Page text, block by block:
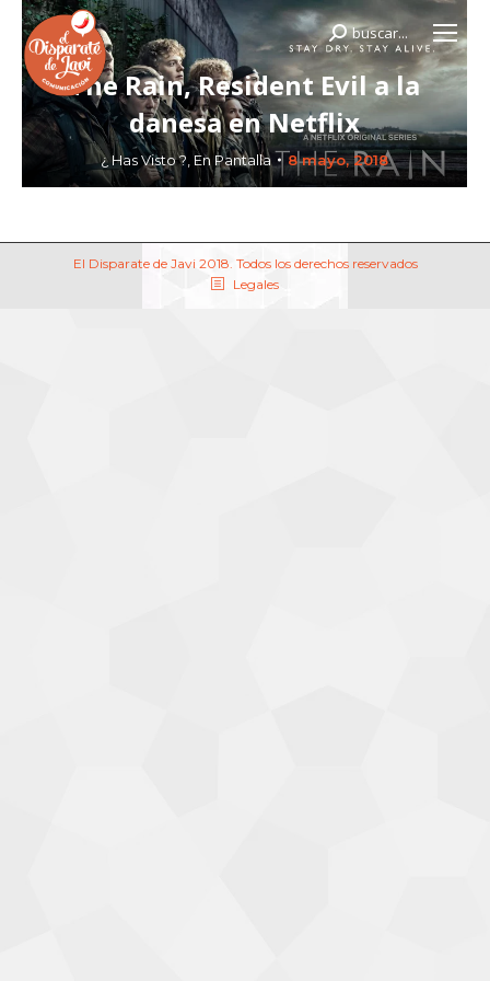
Buscar:
buscar...
The Rain, Resident Evil a la
danesa en Netflix
¿ Has Visto ?, En Pantalla 8 mayo, 2018
El Disparate de Javi 2018. Todos los derechos reservados
Legales